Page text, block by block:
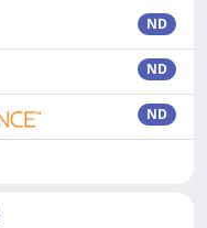
ND
ND
ND